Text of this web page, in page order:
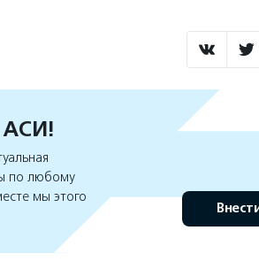
АСИ!
по любому
мы этого